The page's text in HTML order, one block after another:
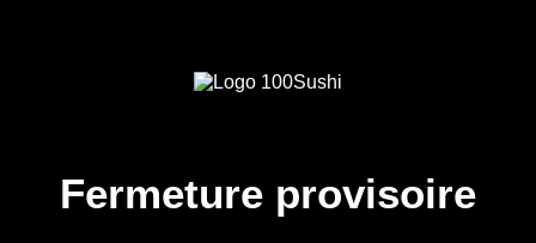
Fermeture provisoire